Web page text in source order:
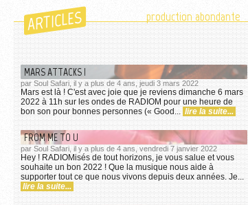
ARTICLES production abondante
MARS ATTACKS !
par Soul Safari, il y a plus de 4 ans, jeudi 3 mars 2022
Mars est là ! C'est avec joie que je reviens dimanche 6 mars
2022 à 11h sur les ondes de RADIOM pour une heure de
bon son pour bonnes personnes (« Good... lire la suite...
FROM ME TO U
par Soul Safari, il y a plus de 4 ans, vendredi 7 janvier 2022
Hey ! RADIOMisés de tout horizons, je vous salue et vous
souhaite un bon 2022 ! Que la musique nous aide à
supporter tout ce que nous vivons depuis deux années. Je...
lire la suite...